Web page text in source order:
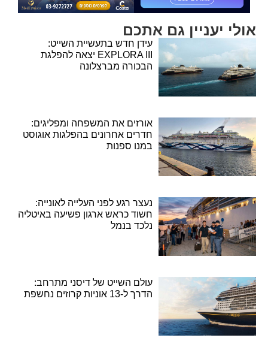
אולי יעניין גם אתכם
עידן חדש בתעשיית השייט:
EXPLORA III יצאה להפלגת
הבכורה מברצלונה
אורזים את המשפחה ומפליגים:
חדרים אחרונים בהפלגות אוגוסט
במנו ספנות
נעצר רגע לפני העלייה לאונייה:
חשוד כראש ארגון פשיעה באיטליה
נלכד בנמל
עולם השייט של דיסני מתרחב:
הדרך ל-13 אוניות קרוזים נחשפת